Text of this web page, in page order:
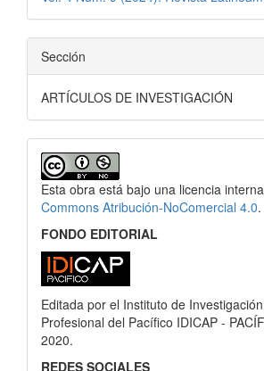
Sección
ARTÍCULOS DE INVESTIGACIÓN
Esta obra está bajo una licencia
Commons Atribución-NoComercial 4.0.
FONDO EDITORIAL
Editada por el Instituto de
Profesional del Pacífico IDICAP -
2020.
REDES SOCIALES